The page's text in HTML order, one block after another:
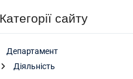
Категорії сайту
Департамент
Діяльність